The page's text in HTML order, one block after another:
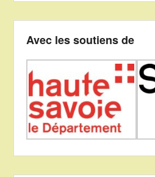
Avec les soutiens de